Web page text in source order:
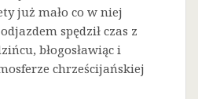
już mało co w niej
spędził czas z
błogosławiąc i
chrześcijańskiej